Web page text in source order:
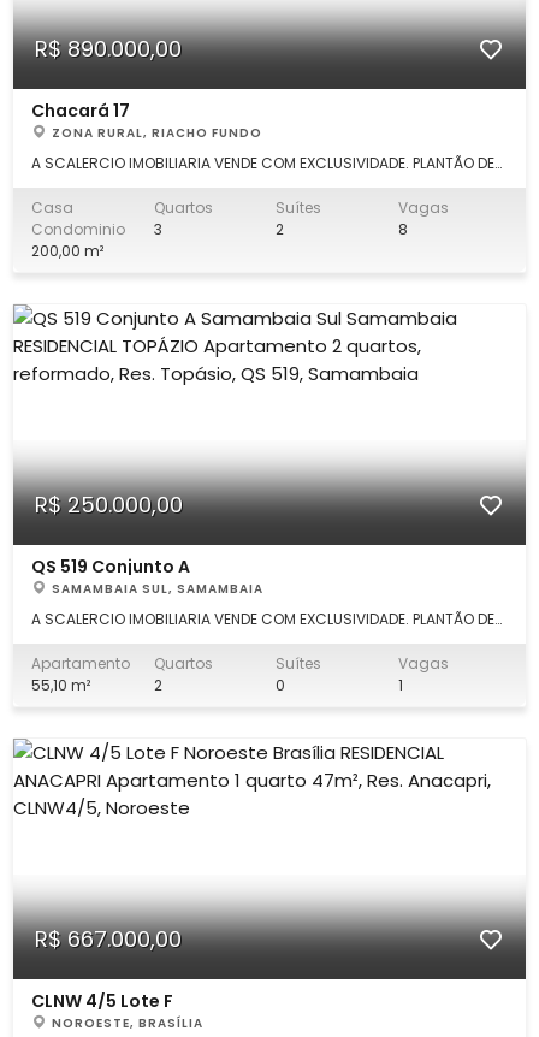
R$ 890.000,00
Chacará 17
ZONA RURAL, RIACHO FUNDO
A SCALERCIO IMOBILIARIA VENDE COM EXCLUSIVIDADE. PLANTÃO DE
3553.0000. Fale direto comigo!!! Sobrado 200m², lote 400m²,
com as seguintes características: DETALHES: 1º piso: - ampla
sala 3
Casa
Condominio
200,00 m²
Quartos
3
Suítes
2
Vagas
8
R$ 250.000,00
QS 519 Conjunto A
SAMAMBAIA SUL, SAMAMBAIA
A SCALERCIO IMOBILIARIA VENDE COM EXCLUSIVIDADE. PLANTÃO DE
Claras: (61) 3553.0000. Fale direto comigo!!! Apartamento 2
quartos, 55,10m², com as seguintes características: DETALHES: -
Apartamento
55,10 m²
Quartos
2
Suítes
0
Vagas
1
R$ 667.000,00
CLNW 4/5 Lote F
NOROESTE, BRASÍLIA